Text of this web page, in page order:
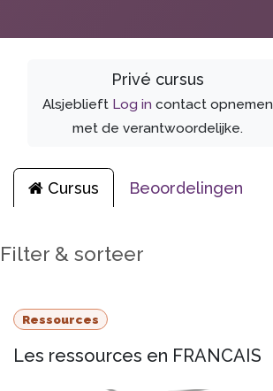
Privé cursus
Alsjeblieft Log in contact opnemen
met de verantwoordelijke.
Cursus Beoordelingen
Filter & sorteer
Ressources
Les ressources en FRANCAIS